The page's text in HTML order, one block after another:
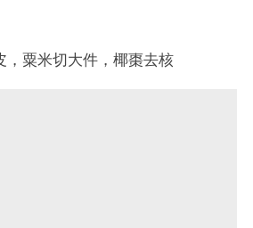
，粟米切大件，椰棗去核